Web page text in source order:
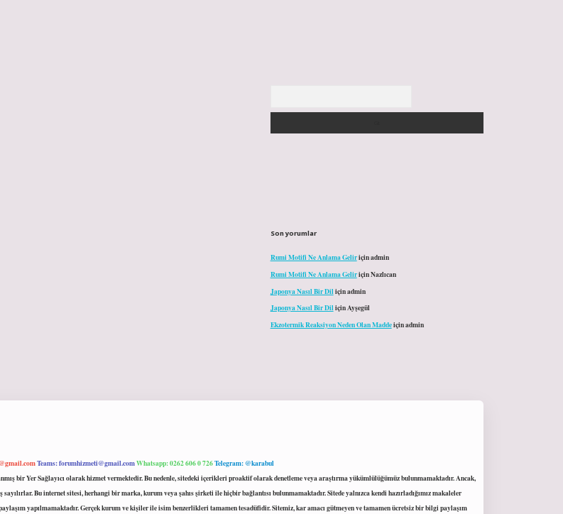
Son yorumlar
Rumi Motifi Ne Anlama Geliriçinadmin
Rumi Motifi Ne Anlama GeliriçinNazlıcan
Japonya Nasıl Bir Dil içinadmin
Japonya Nasıl Bir DiliçinAyşegül
Ekzotermik Reaksiyon Neden Olan Maddeiçinadmin
Teams:forumhizmeti@gmail.comWhatsapp: 0262 606 0 726Telegram: @karabul
bir Yer Sağlayıcı olarak hizmet vermektedir. Bu nedenle, sitedeki içerikleri proaktif olarak denetleme veya araştırma yükümlülüğümüz bulunmamaktadır. Ancak,
Bu internet sitesi, herhangi bir marka, kurum veya şahıs şirketi ile hiçbir bağlantısı bulunmamaktadır. Sitede yalnızca kendi hazırladığımız makaleler
yapılmamaktadır. Gerçek kurum ve kişiler ile isim benzerlikleri tamamen tesadüfidir. Sitemiz, kar amacı gütmeyen ve tamamen ücretsiz bir bilgi paylaşım